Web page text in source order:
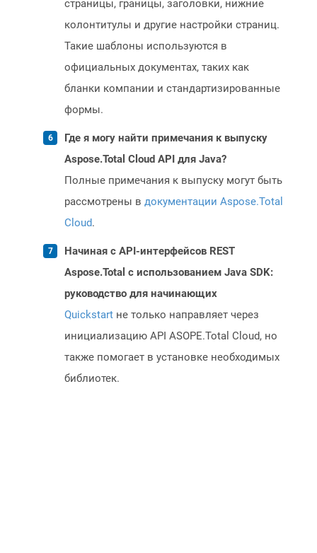
страницы, границы, заголовки, нижние
колонтитулы и другие настройки страниц.
Такие шаблоны используются в
официальных документах, таких как
бланки компании и стандартизированные
формы.
Где я могу найти примечания к выпуску
Aspose.Total Cloud API для Java?
Полные примечания к выпуску могут быть
рассмотрены в документации Aspose.Total
Cloud.
Начиная с API-интерфейсов REST
Aspose.Total с использованием Java SDK:
руководство для начинающих
Quickstart не только направляет через
инициализацию API ASOPE.Total Cloud, но
также помогает в установке необходимых
библиотек.